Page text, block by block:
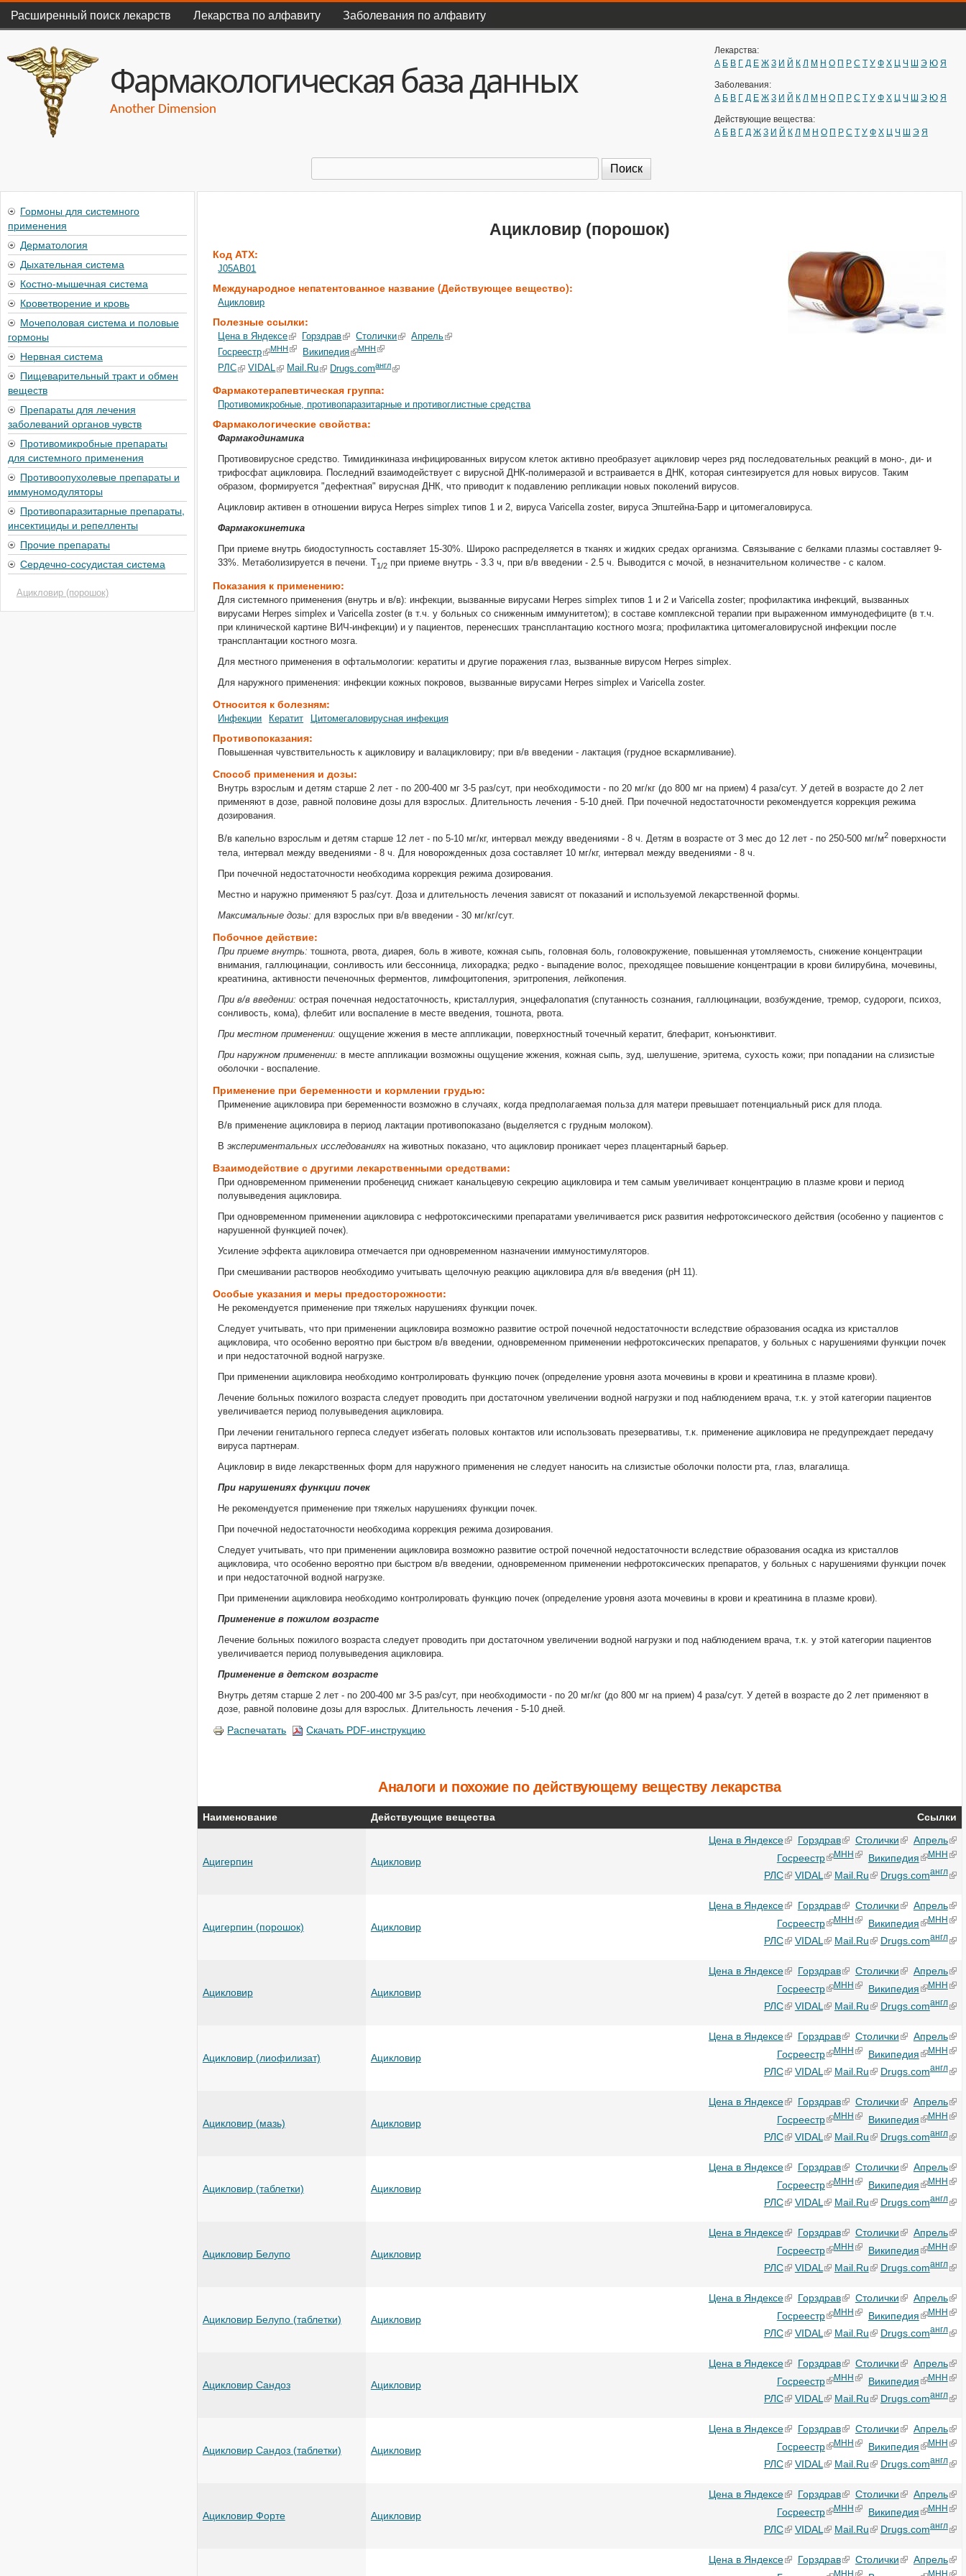
Перейти к основному
содержанию
Главное меню
Расширенный поиск лекарств Лекарства по алфавиту Заболевания по алфавиту
Фармакологическая база данных
Another Dimension
Лекарства:
А Б В Г Д Е Ж З И Й К Л М Н О П Р С Т У Ф Х Ц Ч Ш Э Ю Я
Заболевания:
А Б В Г Д Е Ж З И Й К Л М Н О П Р С Т У Ф Х Ц Ч Ш Э Ю Я
Действующие вещества:
А Б В Г Д Ж З И Й К Л М Н О П Р С Т У Ф Х Ц Ч Ш Э Я
Ацикловир (порошок)
Код АТХ:
J05AB01
Международное непатентованное название (Действующее вещество):
Ацикловир
Полезные ссылки:
Цена в Яндексе Горздрав Столички
Апрель
Госреестр
МНН Википедия МНН
РЛС VIDAL Mail.Ru Drugs.comангл
Фармакотерапевтическая группа:
Противомикробные, противопаразитарные и противоглистные средства
Фармакологические свойства:
Фармакодинамика
Противовирусное средство. Тимидинкиназа инфицированных вирусом клеток активно преобразует ацикловир через ряд последовательных реакций в моно-, ди- и
трифосфат ацикловира. Последний взаимодействует с вирусной ДНК-полимеразой и встраивается в ДНК, которая синтезируется для новых вирусов. Таким
образом, формируется "дефектная" вирусная ДНК, что приводит к подавлению репликации новых поколений вирусов.
Ацикловир активен в отношении вируса Herpes simplex типов 1 и 2, вируса Varicella zoster, вируса Эпштейна-Барр и цитомегаловируса.
Фармакокинетика
При приеме внутрь биодоступность составляет 15-30%. Широко распределяется в тканях и жидких средах организма. Связывание с белками плазмы составляет 9-
33%. Метаболизируется в печени. T1/2 при приеме внутрь - 3.3 ч, при в/в введении - 2.5 ч. Выводится с мочой, в незначительном количестве - с калом.
Показания к применению:
Для системного применения (внутрь и в/в): инфекции, вызванные вирусами Herpes simplex типов 1 и 2 и Varicella zoster; профилактика инфекций, вызванных
вирусами Herpes simplex и Varicella zoster (в т.ч. у больных со сниженным иммунитетом); в составе комплексной терапии при выраженном иммунодефиците (в т.ч.
при клинической картине ВИЧ-инфекции) и у пациентов, перенесших трансплантацию костного мозга; профилактика цитомегаловирусной инфекции после
трансплантации костного мозга.
Для местного применения в офтальмологии: кератиты и другие поражения глаз, вызванные вирусом Herpes simplex.
Для наружного применения: инфекции кожных покровов, вызванные вирусами Herpes simplex и Varicella zoster.
Относится к болезням:
Инфекции Кератит Цитомегаловирусная инфекция
Противопоказания:
Повышенная чувствительность к ацикловиру и валацикловиру; при в/в введении - лактация (грудное вскармливание).
Способ применения и дозы:
Внутрь взрослым и детям старше 2 лет - по 200-400 мг 3-5 раз/сут, при необходимости - по 20 мг/кг (до 800 мг на прием) 4 раза/сут. У детей в возрасте до 2 лет
применяют в дозе, равной половине дозы для взрослых. Длительность лечения - 5-10 дней. При почечной недостаточности рекомендуется коррекция режима
дозирования.
В/в капельно взрослым и детям старше 12 лет - по 5-10 мг/кг, интервал между введениями - 8 ч. Детям в возрасте от 3 мес до 12 лет - по 250-500 мг/м2 поверхности
тела, интервал между введениями - 8 ч. Для новорожденных доза составляет 10 мг/кг, интервал между введениями - 8 ч.
При почечной недостаточности необходима коррекция режима дозирования.
Местно и наружно применяют 5 раз/сут. Доза и длительность лечения зависят от показаний и используемой лекарственной формы.
Максимальные дозы: для взрослых при в/в введении - 30 мг/кг/сут.
Побочное действие:
При приеме внутрь: тошнота, рвота, диарея, боль в животе, кожная сыпь, головная боль, головокружение, повышенная утомляемость, снижение концентрации
внимания, галлюцинации, сонливость или бессонница, лихорадка; редко - выпадение волос, преходящее повышение концентрации в крови билирубина, мочевины,
креатинина, активности печеночных ферментов, лимфоцитопения, эритропения, лейкопения.
При в/в введении: острая почечная недостаточность, кристаллурия, энцефалопатия (спутанность сознания, галлюцинации, возбуждение, тремор, судороги, психоз,
сонливость, кома), флебит или воспаление в месте введения, тошнота, рвота.
При местном применении: ощущение жжения в месте аппликации, поверхностный точечный кератит, блефарит, конъюнктивит.
При наружном применении: в месте аппликации возможны ощущение жжения, кожная сыпь, зуд, шелушение, эритема, сухость кожи; при попадании на слизистые
оболочки - воспаление.
Применение при беременности и кормлении грудью:
Применение ацикловира при беременности возможно в случаях, когда предполагаемая польза для матери превышает потенциальный риск для плода.
В/в применение ацикловира в период лактации противопоказано (выделяется с грудным молоком).
Вэкспериментальных исследованиях на животных показано, что ацикловир проникает через плацентарный барьер.
Взаимодействие с другими лекарственными средствами:
При одновременном применении пробенецид снижает канальцевую секрецию ацикловира и тем самым увеличивает концентрацию в плазме крови и период
полувыведения ацикловира.
При одновременном применении ацикловира с нефротоксическими препаратами увеличивается риск развития нефротоксического действия (особенно у пациентов с
нарушенной функцией почек).
Усиление эффекта ацикловира отмечается при одновременном назначении иммуностимуляторов.
При смешивании растворов необходимо учитывать щелочную реакцию ацикловира для в/в введения (рН 11).
Особые указания и меры предосторожности:
Не рекомендуется применение при тяжелых нарушениях функции почек.
Следует учитывать, что при применении ацикловира возможно развитие острой почечной недостаточности вследствие образования осадка из кристаллов
ацикловира, что особенно вероятно при быстром в/в введении, одновременном применении нефротоксических препаратов, у больных с нарушениями функции почек
и при недостаточной водной нагрузке.
При применении ацикловира необходимо контролировать функцию почек (определение уровня азота мочевины в крови и креатинина в плазме крови).
Лечение больных пожилого возраста следует проводить при достаточном увеличении водной нагрузки и под наблюдением врача, т.к. у этой категории пациентов
увеличивается период полувыведения ацикловира.
При лечении генитального герпеса следует избегать половых контактов или использовать презервативы, т.к. применение ацикловира не предупреждает передачу
вируса партнерам.
Ацикловир в виде лекарственных форм для наружного применения не следует наносить на слизистые оболочки полости рта, глаз, влагалища.
При нарушениях функции почек
Не рекомендуется применение при тяжелых нарушениях функции почек.
При почечной недостаточности необходима коррекция режима дозирования.
Следует учитывать, что при применении ацикловира возможно развитие острой почечной недостаточности вследствие образования осадка из кристаллов
ацикловира, что особенно вероятно при быстром в/в введении, одновременном применении нефротоксических препаратов, у больных с нарушениями функции почек
и при недостаточной водной нагрузке.
При применении ацикловира необходимо контролировать функцию почек (определение уровня азота мочевины в крови и креатинина в плазме крови).
Применение в пожилом возрасте
Лечение больных пожилого возраста следует проводить при достаточном увеличении водной нагрузки и под наблюдением врача, т.к. у этой категории пациентов
увеличивается период полувыведения ацикловира.
Применение в детском возрасте
Внутрь детям старше 2 лет - по 200-400 мг 3-5 раз/сут, при необходимости - по 20 мг/кг (до 800 мг на прием) 4 раза/сут. У детей в возрасте до 2 лет применяют в
дозе, равной половине дозы для взрослых. Длительность лечения - 5-10 дней.
Распечатать Скачать PDF-инструкцию
Аналоги и похожие по действующему веществу лекарства
Наименование Действующие вещества Ссылки
Ацигерпин Ацикловир
Цена в Яндексе Горздрав Столички
Апрель
Госреестр
МНН Википедия МНН
РЛС VIDAL Mail.Ru Drugs.comангл
Ацигерпин (порошок) Ацикловир
Цена в Яндексе Горздрав Столички
Апрель
Госреестр
МНН Википедия МНН
РЛС VIDAL Mail.Ru Drugs.comангл
Ацикловир Ацикловир
Цена в Яндексе Горздрав Столички
Апрель
Госреестр
МНН Википедия МНН
РЛС VIDAL Mail.Ru Drugs.comангл
Ацикловир (лиофилизат) Ацикловир
Цена в Яндексе Горздрав Столички
Апрель
Госреестр
МНН Википедия МНН
РЛС VIDAL Mail.Ru Drugs.comангл
Ацикловир (мазь) Ацикловир
Цена в Яндексе Горздрав Столички
Апрель
Госреестр
МНН Википедия МНН
РЛС VIDAL Mail.Ru Drugs.comангл
Ацикловир (таблетки) Ацикловир
Цена в Яндексе Горздрав Столички
Апрель
Госреестр
МНН Википедия МНН
РЛС VIDAL Mail.Ru Drugs.comангл
Ацикловир Белупо Ацикловир
Цена в Яндексе Горздрав Столички
Апрель
Госреестр
МНН Википедия МНН
РЛС VIDAL Mail.Ru Drugs.comангл
Ацикловир Белупо (таблетки) Ацикловир
Цена в Яндексе Горздрав Столички
Апрель
Госреестр
МНН Википедия МНН
РЛС VIDAL Mail.Ru Drugs.comангл
Ацикловир Сандоз Ацикловир
Цена в Яндексе Горздрав Столички
Апрель
Госреестр
МНН Википедия МНН
РЛС VIDAL Mail.Ru Drugs.comангл
Ацикловир Сандоз (таблетки) Ацикловир
Цена в Яндексе Горздрав Столички
Апрель
Госреестр
МНН Википедия МНН
РЛС VIDAL Mail.Ru Drugs.comангл
Ацикловир Форте Ацикловир
Цена в Яндексе Горздрав Столички
Апрель
Госреестр
МНН Википедия МНН
РЛС VIDAL Mail.Ru Drugs.comангл
Цена в Яндексе Горздрав Столички
Апрель
МНН МНН
Гормоны для системного
применения
Дерматология
Дыхательная система
Костно-мышечная система
Кроветворение и кровь
Мочеполовая система и половые
гормоны
Нервная система
Пищеварительный тракт и обмен
веществ
Препараты для лечения
заболеваний органов чувств
Противомикробные препараты
для системного применения
Противоопухолевые препараты и
иммуномодуляторы
Противопаразитарные препараты,
инсектициды и репелленты
Прочие препараты
Сердечно-сосудистая система
Ацикловир (порошок)